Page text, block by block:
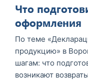
Что
оформления
По теме
продукцию» в
шагам: что
возникают